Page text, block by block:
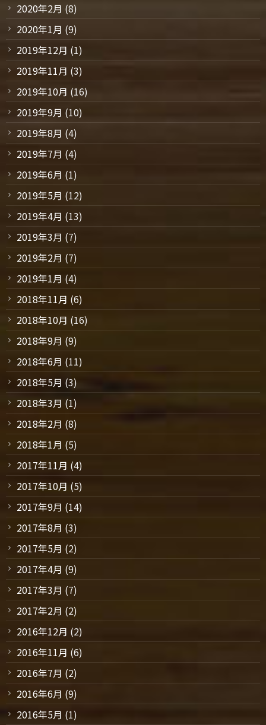
2020年2月 (8)
2020年1月 (9)
2019年12月 (1)
2019年11月 (3)
2019年10月 (16)
2019年9月 (10)
2019年8月 (4)
2019年7月 (4)
2019年6月 (1)
2019年5月 (12)
2019年4月 (13)
2019年3月 (7)
2019年2月 (7)
2019年1月 (4)
2018年11月 (6)
2018年10月 (16)
2018年9月 (9)
2018年6月 (11)
2018年5月 (3)
2018年3月 (1)
2018年2月 (8)
2018年1月 (5)
2017年11月 (4)
2017年10月 (5)
2017年9月 (14)
2017年8月 (3)
2017年5月 (2)
2017年4月 (9)
2017年3月 (7)
2017年2月 (2)
2016年12月 (2)
2016年11月 (6)
2016年7月 (2)
2016年6月 (9)
2016年5月 (1)